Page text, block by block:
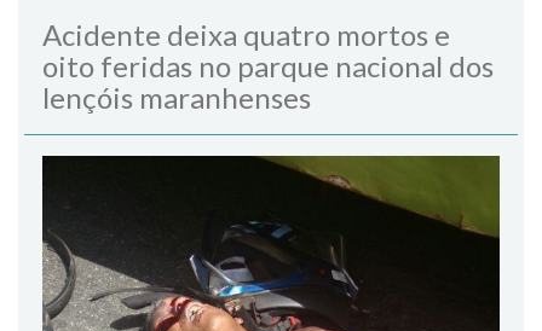
Acidente deixa quatro mortos e
oito feridas no parque nacional dos
lençóis maranhenses